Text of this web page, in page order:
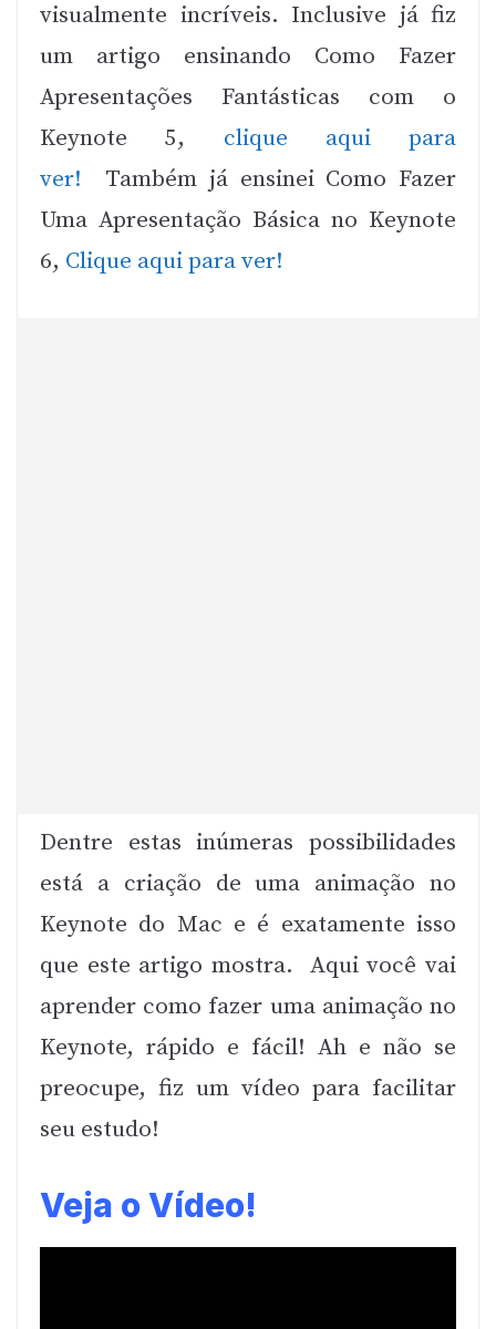
visualmente incríveis. Inclusive já fiz
um artigo ensinando Como Fazer
Apresentações Fantásticas com o
Keynote 5, clique aqui para
ver!
Também já ensinei Como Fazer
Uma Apresentação Básica no Keynote
6, Clique aqui para ver!
Dentre estas inúmeras possibilidades
está a criação de uma animação no
Keynote do Mac e é exatamente isso
que este artigo mostra. Aqui você vai
aprender como fazer uma animação no
Keynote, rápido e fácil! Ah e não se
preocupe, fiz um vídeo para facilitar
seu estudo!
Veja o Vídeo!